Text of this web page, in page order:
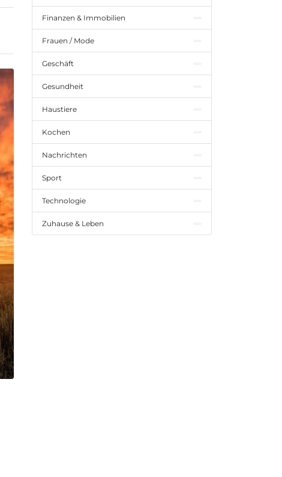
Finanzen & Immobilien
Frauen / Mode
Geschäft
Gesundheit
Haustiere
Kochen
Nachrichten
Sport
Technologie
Zuhause & Leben